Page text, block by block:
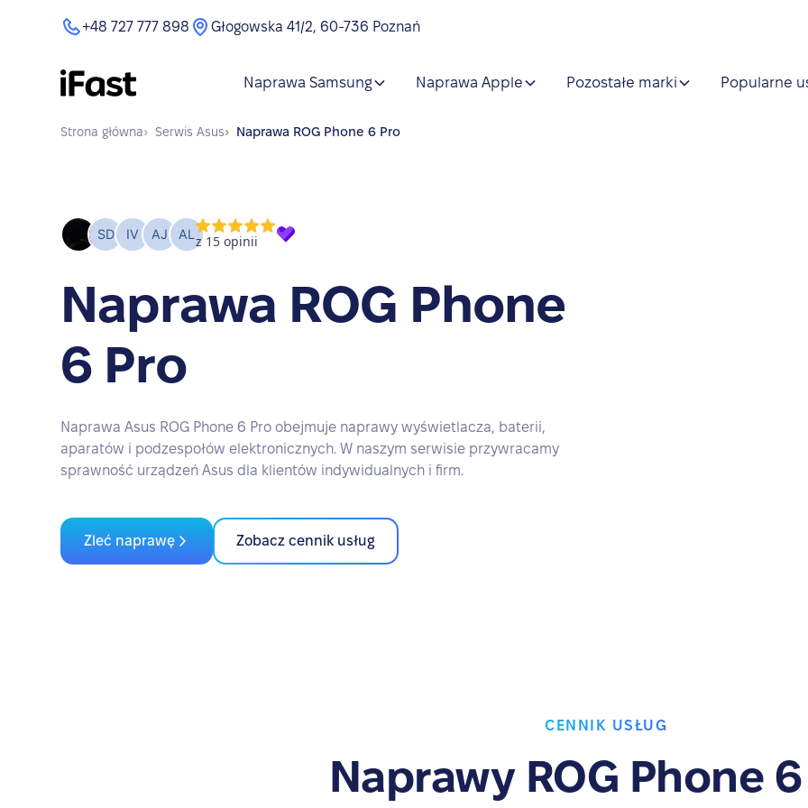
+48 727 777 898 Głogowska 41/2, 60-736 Poznań
Naprawa Samsung Naprawa Apple Pozostałe marki Popularne
Strona główna› Serwis Asus› Naprawa ROG Phone 6 Pro
Naprawa ROG Phone
6 Pro
Naprawa Asus ROG Phone 6 Pro obejmuje naprawy wyświetlacza, baterii,
aparatów i podzespołów elektronicznych. W naszym serwisie przywracamy
sprawność urządzeń Asus dla klientów indywidualnych i firm.
Zleć naprawę Zobacz cennik usług
CENNIK USŁUG
Naprawy ROG Phone